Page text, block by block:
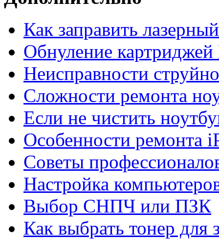
Как заправить
Обнуление
Неисправности
Сложности ремонта
Если не чистить
Особенности ремонта
Советы
Настройка
Выбор СНПЧ или ПЗК
Как выбрать тонер для